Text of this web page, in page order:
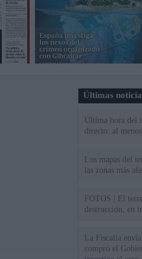
Últimas
Última hora del
directo: al
Los mapas del
las zonas más
FOTOS | El
destrucción, en
La Fiscalía
compró el